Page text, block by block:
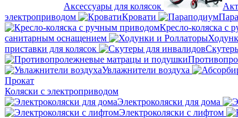
Аксессуары для колясок
электроприводом
Кровати
Кресло-коляска с
санитарным оснащением
приставки для колясок
Увлажнители воздуха
Прокат
Коляски с электроприводом
Электроколяски для дома
Электроколяски с лифтом